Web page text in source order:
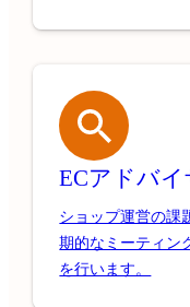
ECアドバイ
ショップ運営の課
期的なミーティン
を行います。